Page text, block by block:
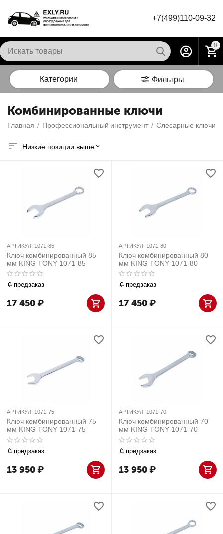
+7(499)110-09-32
0
Категории Фильтры
Комбинированные ключи
Главная / Профессиональный инструмент / Слесарные ключи
Низкие позиции выше
АРТИКУЛ: 1071-85
Ключ комбинированный 85
мм KING TONY 1071-85
предзаказ
17 450₽
АРТИКУЛ: 1071-80
Ключ комбинированный 80
мм KING TONY 1071-80
предзаказ
17 450₽
АРТИКУЛ: 1071-75
Ключ комбинированный 75
мм KING TONY 1071-75
предзаказ
13 950₽
АРТИКУЛ: 1071-70
Ключ комбинированный 70
мм KING TONY 1071-70
предзаказ
13 950₽